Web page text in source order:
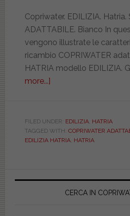
Copriwater. EDILIZIA. Hatria.
ADATTABILE. Bianco In
vengono illustrate le
ricambio COPRIWATER
HATRIA modello EDILIZIA.
more...]
ADATTABILE.
FILED UNDER: EDILIZIA, HATRIA
TAGGED WITH: COPRIWATER
EDILIZIA HATRIA, HATRIA
Primary
CERCA IN